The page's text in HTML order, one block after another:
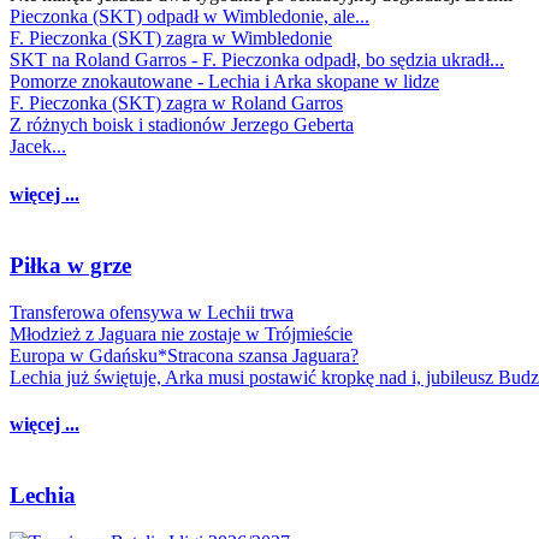
Pieczonka (SKT) odpadł w Wimbledonie, ale...
F. Pieczonka (SKT) zagra w Wimbledonie
SKT na Roland Garros - F. Pieczonka odpadł, bo sędzia ukradł...
Pomorze znokautowane - Lechia i Arka skopane w lidze
F. Pieczonka (SKT) zagra w Roland Garros
Z różnych boisk i stadionów Jerzego Geberta
Jacek...
więcej ...
Piłka w grze
Transferowa ofensywa w Lechii trwa
Młodzież z Jaguara nie zostaje w Trójmieście
Europa w Gdańsku*Stracona szansa Jaguara?
Lechia już świętuje, Arka musi postawić kropkę nad i, jubileusz
więcej ...
Lechia